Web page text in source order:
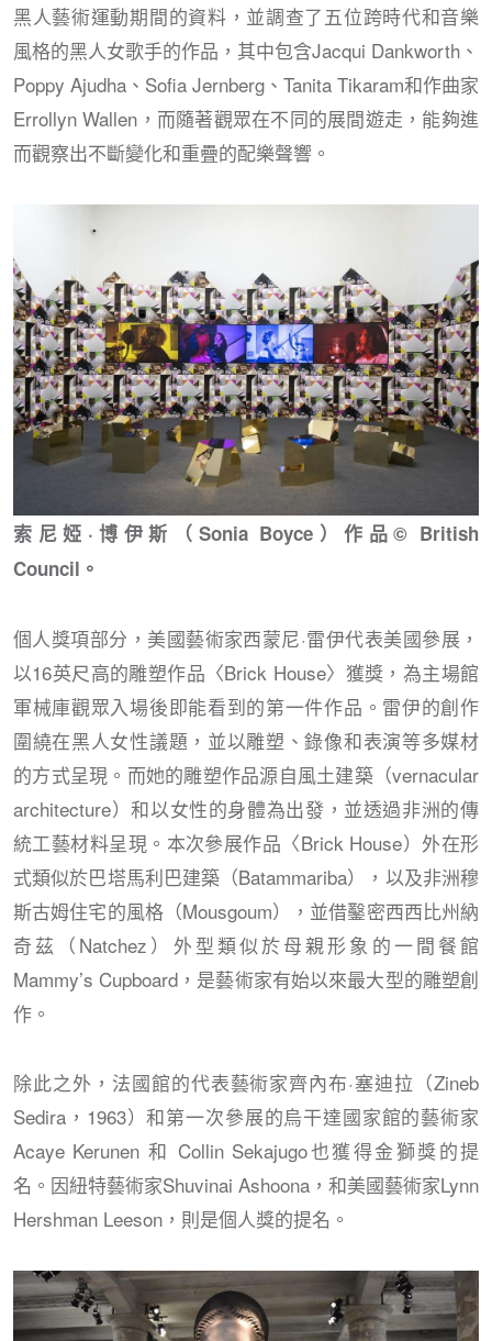
黑人藝術運動期間的資料，並調查了五位跨時代和音樂
風格的黑人女歌手的作品，其中包含Jacqui Dankworth、
Poppy Ajudha、Sofia Jernberg、Tanita Tikaram和作曲家
Errollyn Wallen，而隨著觀眾在不同的展間遊走，能夠進
而觀察出不斷變化和重疊的配樂聲響。
索尼婭·博伊斯（Sonia Boyce）作品© British
Council。
個人獎項部分，美國藝術家西蒙尼·雷伊代表美國參展，
以16英尺高的雕塑作品〈Brick House〉獲獎，為主場館
軍械庫觀眾入場後即能看到的第一件作品。雷伊的創作
圍繞在黑人女性議題，並以雕塑、錄像和表演等多媒材
的方式呈現。而她的雕塑作品源自風土建築（vernacular
architecture）和以女性的身體為出發，並透過非洲的傳
統工藝材料呈現。本次參展作品〈Brick House）外在形
式類似於巴塔馬利巴建築（Batammariba），以及非洲穆
斯古姆住宅的風格（Mousgoum），並借鑿密西西比州納
奇茲（Natchez）外型類似於母親形象的一間餐館
Mammy’s Cupboard，是藝術家有始以來最大型的雕塑創
作。
除此之外，法國館的代表藝術家齊內布·塞迪拉（Zineb
Sedira，1963）和第一次參展的烏干達國家館的藝術家
Acaye Kerunen 和 Collin Sekajugo也獲得金獅獎的提
名。因紐特藝術家Shuvinai Ashoona，和美國藝術家Lynn
Hershman Leeson，則是個人獎的提名。